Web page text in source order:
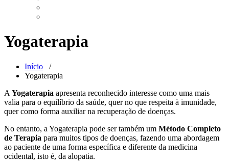
Yogaterapia
Início /
Yogaterapia
A Yogaterapia apresenta reconhecido interesse como uma mais
valia para o equilíbrio da saúde, quer no que respeita à imunidade,
quer como forma auxiliar na recuperação de doenças.
No entanto, a Yogaterapia pode ser também um Método Completo
de Terapia para muitos tipos de doenças, fazendo uma abordagem
ao paciente de uma forma específica e diferente da medicina
ocidental, isto é, da alopatia.